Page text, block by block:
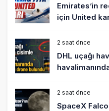
Emirates’in
için United
2 saat önce
DHL uçağı
2 saat önce
SpaceX